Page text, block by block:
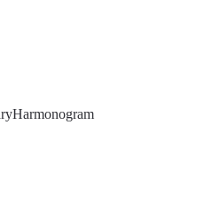
Harmonogram